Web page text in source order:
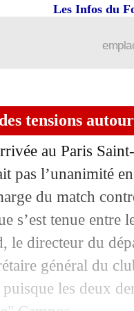
Les Infos du
tensions
au Paris
pas l’unanimité
du match
s’est tenue entre
directeur du
général du
les deux
l'Inter, c'est bouclé
pour
refuse l'offre
s'attaquer à
fierté d'Henry
vent de fraîcheur
son avenir